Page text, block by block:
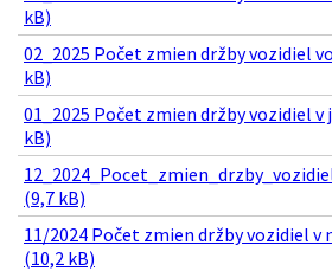
kB)
02_2025 Počet zmien držby vozidiel
kB)
01_2025 Počet zmien držby vozidiel v
kB)
(9,7 kB)
11/2024 Počet zmien držby vozidiel v
(10,2 kB)